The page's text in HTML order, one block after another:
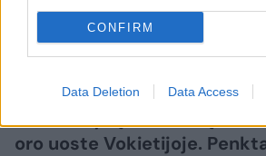
CONFIRM
Data Deletion Data Access
Lrytas.lt
Rusija griežtai atmetė bet
atsakomybę dėl dronų
oro uoste Vokietijoje.